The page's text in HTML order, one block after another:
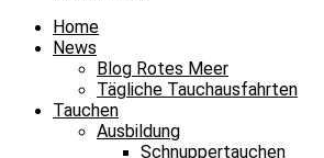
Home
News
Blog Rotes Meer
Tägliche Tauchausfahrten
Tauchen
Ausbildung
Schnuppertauchen